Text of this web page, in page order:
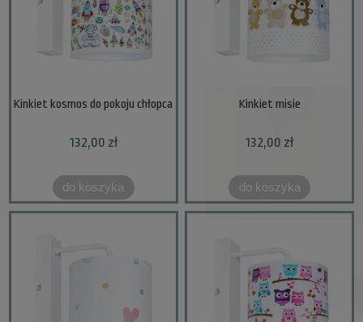
Kinkiet kosmos do pokoju chłopca
132,00 zł
do koszyka
Kinkiet misie
132,00 zł
do koszyka